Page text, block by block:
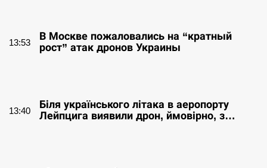
13:53
В Москве пожаловались на “кратный
рост” атак дронов Украины
13:40
Біля українського літака в аеропорту
Лейпцига виявили дрон, ймовірно, з…